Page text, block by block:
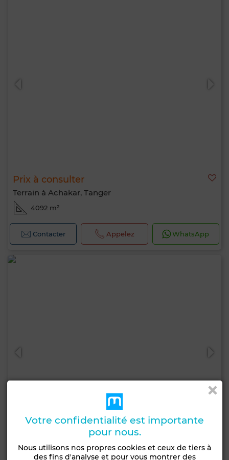
Prix à consulter
Terrain à Achakar, Tanger
4092 m²
Contacter Appelez WhatsApp
2 400 000 DH
Votre confidentialité est importante
pour nous.
Nous utilisons nos propres cookies et ceux de tiers à
des fins d'analyse et pour vous montrer des